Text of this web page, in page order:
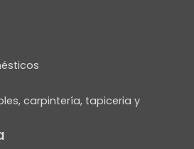
carpintería, tapiceria y